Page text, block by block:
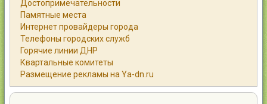
Работа
Объявления
Помощь
Контакты
Достопримечательности
Памятные места
Интернет провайдеры города
Телефоны городских служб
Горячие линии ДНР
Квартальные комитеты
Размещение рекламы на Ya-dn.ru